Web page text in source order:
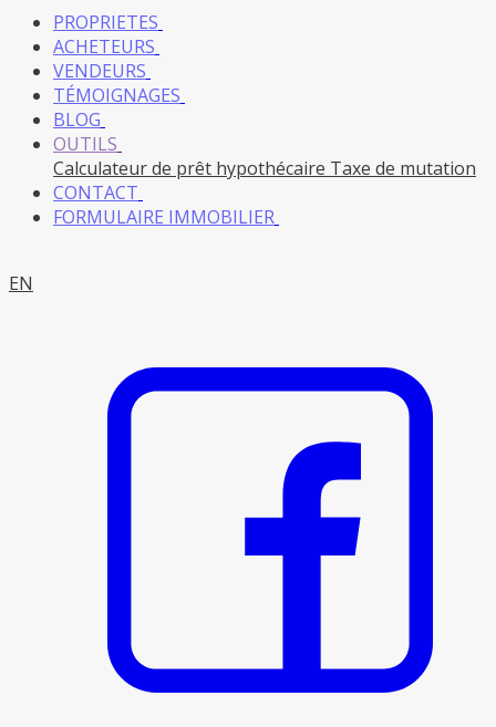
PROPRIETES
ACHETEURS
VENDEURS
TÉMOIGNAGES
BLOG
OUTILS
Calculateur de prêt hypothécaire Taxe de mutation
CONTACT
FORMULAIRE IMMOBILIER
EN